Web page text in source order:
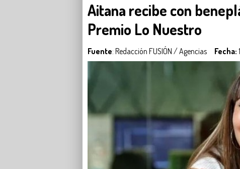
Aitana recibe con
Premio Lo Nuestro
Fuente: Redacción FUSIÓN / Agencias Fecha: